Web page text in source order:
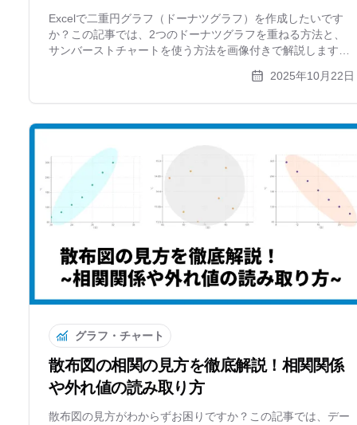
Excelで二重円グラフ（ドーナツグラフ）を作成したいです
か？この記事では、2つのドーナツグラフを重ねる方法と、
サンバーストチャートを使う方法を画像付きで解説します。
より簡単にオンラインで作成できるツールxGrapherも紹介。
2025年10月22日
グラフ・チャート
散布図の相関の見方を徹底解説！相関関係
や外れ値の読み取り方
散布図の見方がわからずお困りですか？この記事では、デー